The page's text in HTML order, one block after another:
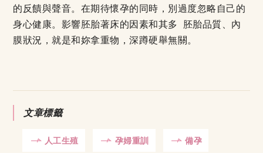
的反饋與聲音。在期待懷孕的同時，別過度忽略自己的
身心健康。影響胚胎著床的因素和其多 胚胎品質、內
膜狀況，就是和妳拿重物，深蹲硬舉無關。
文章標籤
人工生殖 孕婦重訓 備孕